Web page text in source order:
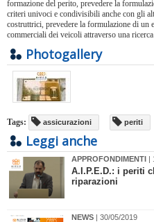
formazione del perito, prevedere la
criteri univoci e condivisibili anche con gli
costruttrici, prevedere la formulazione di un
commerciali dei veicoli attraverso una
Photogallery
Tags: assicurazioni periti
Leggi anche
APPROFONDIMENTI |
A.I.P.E.D.: i periti
riparazioni
NEWS | 30/05/2019